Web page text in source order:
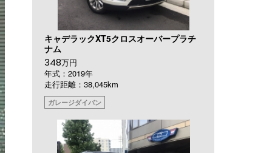
キャデラックXT5クロスオーバープラチ
ナム
348万円
年式：2019年
走行距離：38,045km
ガレージダイバン